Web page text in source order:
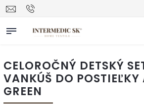
CELOROČNÝ DETSKÝ
VANKÚŠ DO POSTIEĽKY
GREEN